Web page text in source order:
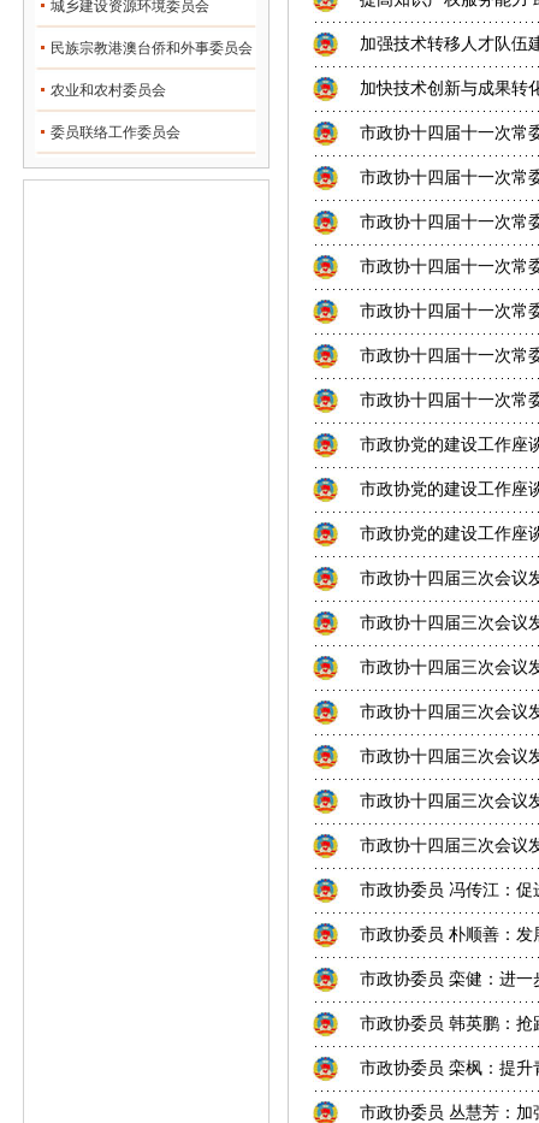
城乡建设资源环境委员会
民族宗教港澳台侨和外事委员会
农业和农村委员会
委员联络工作委员会
加强技术转移人才队伍
加快技术创新与成果转
市政协十四届十一次常
市政协十四届十一次常
市政协十四届十一次常
市政协十四届十一次常
市政协十四届十一次常
市政协十四届十一次常
市政协十四届十一次常
市政协党的建设工作座
市政协党的建设工作座
市政协党的建设工作座
市政协十四届三次会议
市政协十四届三次会议
市政协十四届三次会议
市政协十四届三次会议
市政协十四届三次会议
市政协十四届三次会议
市政协十四届三次会议
市政协委员 冯传江：
市政协委员 朴顺善：
市政协委员 栾健：进
市政协委员 韩英鹏：抢
市政协委员 栾枫：提
市政协委员 丛慧芳：